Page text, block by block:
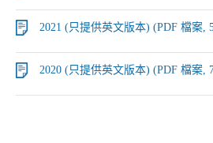
2021 (只提供英文版本) (PDF 檔案,
2020 (只提供英文版本) (PDF 檔案,